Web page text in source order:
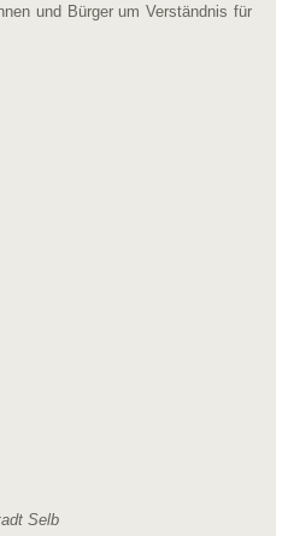
und Bürger um Verständnis für
Selb